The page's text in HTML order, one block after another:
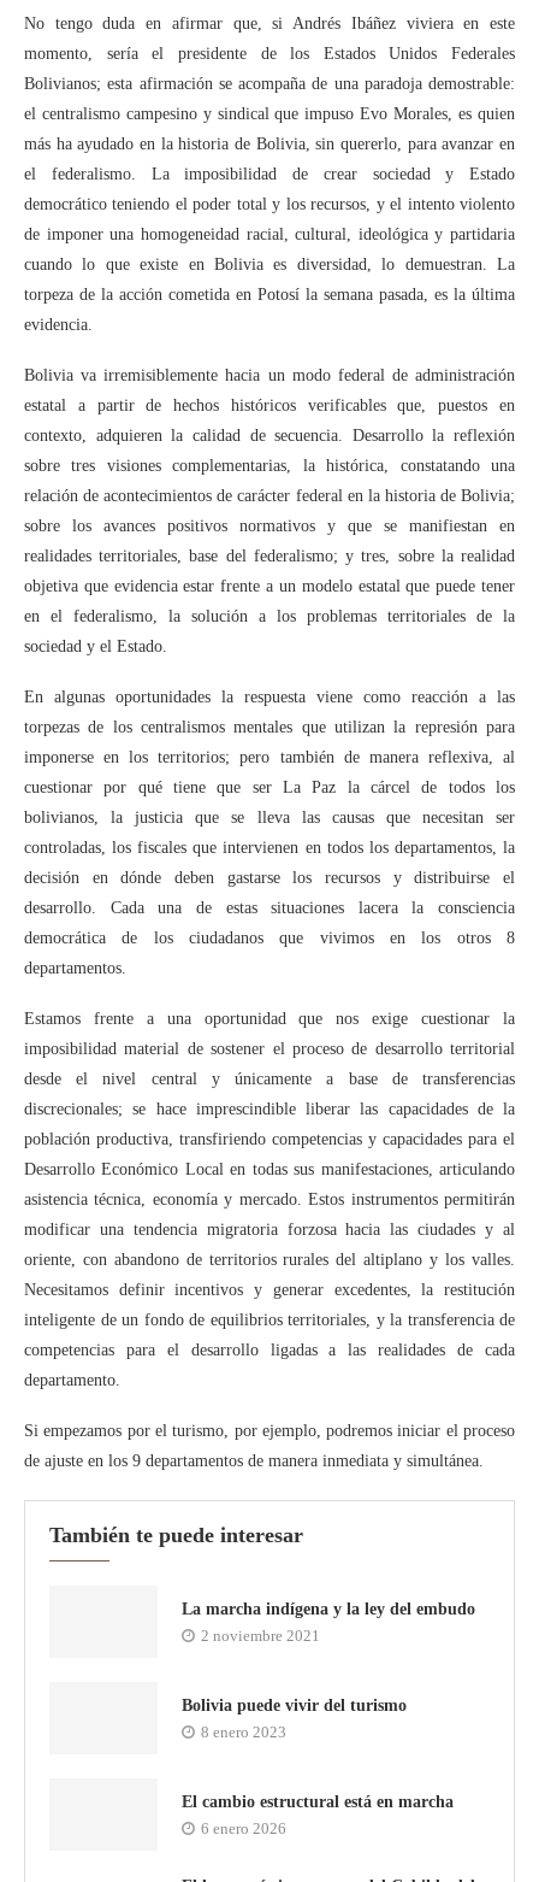
No tengo duda en afirmar que, si Andrés Ibáñez viviera en este
momento, sería el presidente de los Estados Unidos Federales
Bolivianos; esta afirmación se acompaña de una paradoja demostrable:
el centralismo campesino y sindical que impuso Evo Morales, es quien
más ha ayudado en la historia de Bolivia, sin quererlo, para avanzar en
el federalismo. La imposibilidad de crear sociedad y Estado
democrático teniendo el poder total y los recursos, y el intento violento
de imponer una homogeneidad racial, cultural, ideológica y partidaria
cuando lo que existe en Bolivia es diversidad, lo demuestran. La
torpeza de la acción cometida en Potosí la semana pasada, es la última
evidencia.
Bolivia va irremisiblemente hacia un modo federal de administración
estatal a partir de hechos históricos verificables que, puestos en
contexto, adquieren la calidad de secuencia. Desarrollo la reflexión
sobre tres visiones complementarias, la histórica, constatando una
relación de acontecimientos de carácter federal en la historia de Bolivia;
sobre los avances positivos normativos y que se manifiestan en
realidades territoriales, base del federalismo; y tres, sobre la realidad
objetiva que evidencia estar frente a un modelo estatal que puede tener
en el federalismo, la solución a los problemas territoriales de la
sociedad y el Estado.
En algunas oportunidades la respuesta viene como reacción a las
torpezas de los centralismos mentales que utilizan la represión para
imponerse en los territorios; pero también de manera reflexiva, al
cuestionar por qué tiene que ser La Paz la cárcel de todos los
bolivianos, la justicia que se lleva las causas que necesitan ser
controladas, los fiscales que intervienen en todos los departamentos, la
decisión en dónde deben gastarse los recursos y distribuirse el
desarrollo. Cada una de estas situaciones lacera la consciencia
democrática de los ciudadanos que vivimos en los otros 8
departamentos.
Estamos frente a una oportunidad que nos exige cuestionar la
imposibilidad material de sostener el proceso de desarrollo territorial
desde el nivel central y únicamente a base de transferencias
discrecionales; se hace imprescindible liberar las capacidades de la
población productiva, transfiriendo competencias y capacidades para el
Desarrollo Económico Local en todas sus manifestaciones, articulando
asistencia técnica, economía y mercado. Estos instrumentos permitirán
modificar una tendencia migratoria forzosa hacia las ciudades y al
oriente, con abandono de territorios rurales del altiplano y los valles.
Necesitamos definir incentivos y generar excedentes, la restitución
inteligente de un fondo de equilibrios territoriales, y la transferencia de
competencias para el desarrollo ligadas a las realidades de cada
departamento.
Si empezamos por el turismo, por ejemplo, podremos iniciar el proceso
de ajuste en los 9 departamentos de manera inmediata y simultánea.
También te puede interesar
La marcha indígena y la ley del embudo
2 noviembre 2021
Bolivia puede vivir del turismo
8 enero 2023
El cambio estructural está en marcha
6 enero 2026